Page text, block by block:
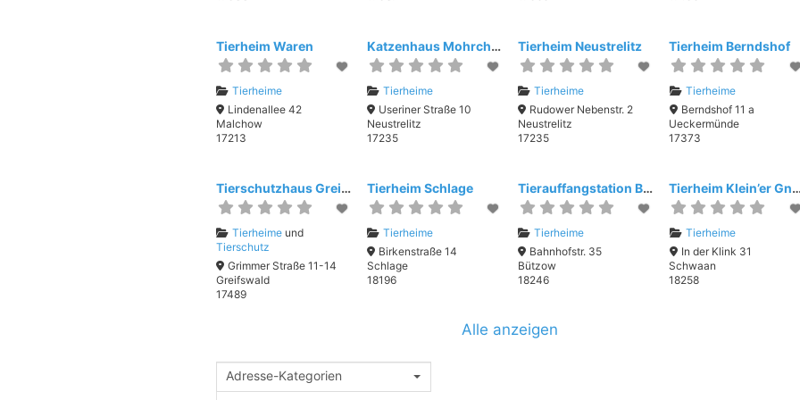
Tierheim Waren
Tierheime
Lindenallee 42
Malchow
17213
Katzenhaus Mohrchen e.V.
Tierheime
Useriner Straße 10
Neustrelitz
17235
Tierheim Neustrelitz
Tierheime
Rudower Nebenstr. 2
Neustrelitz
17235
Tierheim Berndshof
Tierheime
Berndshof 11 a
Ueckermünde
17373
Tierschutzhaus Greifswald
Tierheime und
Tierschutz
Grimmer Straße 11-14
Greifswald
17489
Tierheim Schlage
Tierheime
Birkenstraße 14
Schlage
18196
Tierauffangstation Bützow
Tierheime
Bahnhofstr. 35
Bützow
18246
Tierheim Klein’er
Tierheime
In der Klink 31
Schwaan
18258
Alle anzeigen
Adresse-Kategorien